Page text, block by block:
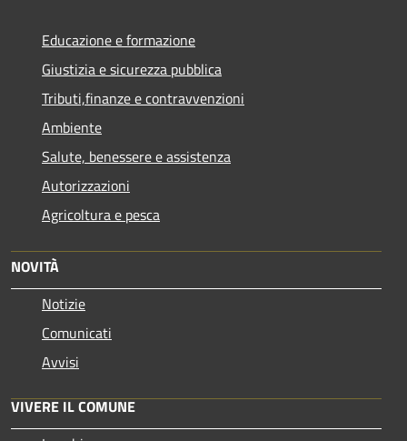
Educazione e formazione
Giustizia e sicurezza pubblica
Tributi,finanze e contravvenzioni
Ambiente
Salute, benessere e assistenza
Autorizzazioni
Agricoltura e pesca
NOVITÀ
Notizie
Comunicati
Avvisi
VIVERE IL COMUNE